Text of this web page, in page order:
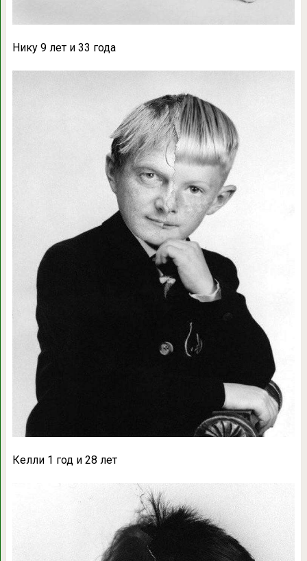
Нику 9 лет и 33 года
Келли 1 год и 28 лет